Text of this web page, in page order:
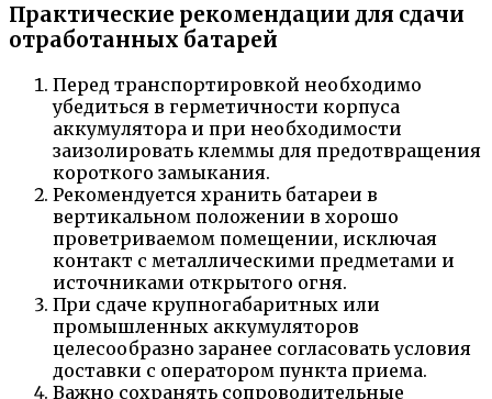
Практические рекомендации для сдачи
отработанных батарей
Перед транспортировкой необходимо
убедиться в герметичности корпуса
аккумулятора и при необходимости
заизолировать клеммы для предотвращения
короткого замыкания.
Рекомендуется хранить батареи в
вертикальном положении в хорошо
проветриваемом помещении, исключая
контакт с металлическими предметами и
источниками открытого огня.
При сдаче крупногабаритных или
промышленных аккумуляторов
целесообразно заранее согласовать условия
доставки с оператором пункта приема.
Важно сохранять сопроводительные